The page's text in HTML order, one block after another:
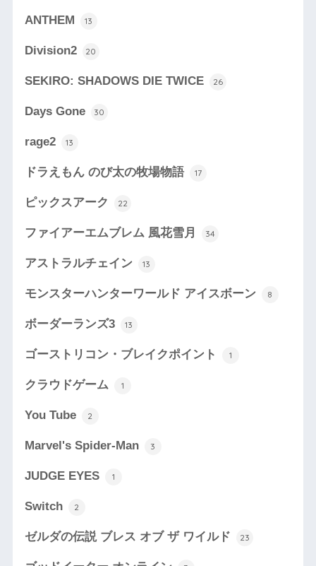
ANTHEM 13
Division2 20
SEKIRO: SHADOWS DIE TWICE 26
Days Gone 30
rage2 13
ドラえもん のび太の牧場物語 17
ピックスアーク 22
ファイアーエムブレム 風花雪月 34
アストラルチェイン 13
モンスターハンターワールド アイスボーン 8
ボーダーランズ3 13
ゴーストリコン・ブレイクポイント 1
クラウドゲーム 1
You Tube 2
Marvel's Spider-Man 3
JUDGE EYES 1
Switch 2
ゼルダの伝説 ブレス オブ ザ ワイルド 23